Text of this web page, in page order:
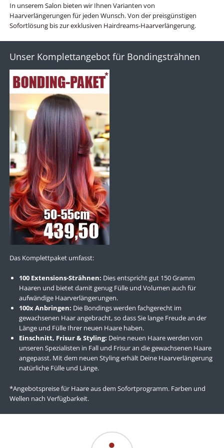
In unserem Salon bieten wir Ihnen Varianten von
Haarverlängerungen für jeden Wunsch. Von der preisgünstigen
Sofortlösung bis zur exklusiven Hairdreams-Haarverlängerung.
Unser Komplettangebot für Bondingsträhnen
Das Komplettpaket umfasst:
100 Extensions-Strähnen: Dies entspricht gut 150 Gramm
Haaren und bietet damit genug Fülle und Volumen auch für
aufwändige Haarverlängerungen.
100x Anbringen: Die Bondings werden fachgerecht im
gewachsenen Haar angebracht, so dass Sie lange Freude an der
Länge und Fülle Ihrer neuen Haare haben.
Einschnitt, Frisur & Styling: Deine neuen Haare werden von
unseren Spezialisten in Fall und Frisur an die gewachsenen Haare
angepasst. Mit dem neuen Styling erhält Deine Haarverlängerung
natürliche Fülle und Länge.
*Angebotspreise für Haare aus dem Sofortprogramm. Farben und
Wellen nach Verfügbarkeit.